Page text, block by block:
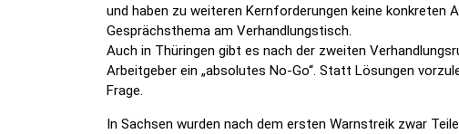
und haben zu weiteren Kernforderungen keine konkreten
Gesprächsthema am Verhandlungstisch.
Auch in Thüringen gibt es nach der zweiten
Arbeitgeber ein „absolutes No-Go“. Statt Lösungen
Frage.
In Sachsen wurden nach dem ersten Warnstreik zwar